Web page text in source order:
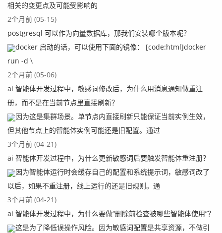
相关的变更点及可能受影响的
2个月前 (05-15)
postgresql 可以作为向量数据库，那我们安装哪个版本呢？
docker 启动的话，可以使用下面的镜像： [code:html]docker
run -d \
2个月前 (05-06)
ai 智能体开发过程中，敏感词修改后，为什么用消息通知做重注
册，而不是在当前节点里直接刷新？
因为这是集群场景。单节点内直接刷新只能保证当前实例生效，
但其他节点上的智能体实例可能还是旧配置。通过
3个月前 (04-21)
ai 智能体开发过程中，为什么更新敏感词后要触发智能体重注册？
因为智能体运行时会缓存自己的配置和系统提示词，敏感词改了
以后，如果不重注册，线上运行的还是旧规则。通
3个月前 (04-21)
ai 智能体开发过程中，为什么要做“删除前检查被哪些智能体使用”？
这是为了降低误操作风险。因为敏感词配置是共享资源，不做引